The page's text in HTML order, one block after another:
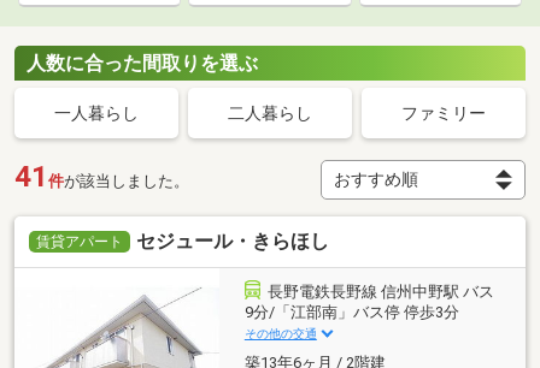
人数に合った間取りを選ぶ
一人暮らし 二人暮らし ファミリー
41 件が該当しました。
賃貸アパート セジュール・きらほし
長野電鉄長野線 信州中野駅 バス
9分/「江部南」バス停 停歩3分
その他の交通
築13年6ヶ月 / 2階建